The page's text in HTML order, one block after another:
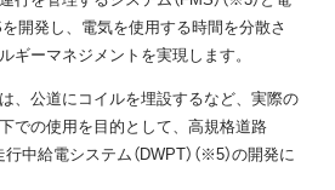
開発し、電気を使用する時間を分散さ
ギーマネジメントを実現します。
、公道にコイルを埋設するなど、実際の
での使用を目的として、高規格道路
中給電システム（DWPT）（※5）の開発に